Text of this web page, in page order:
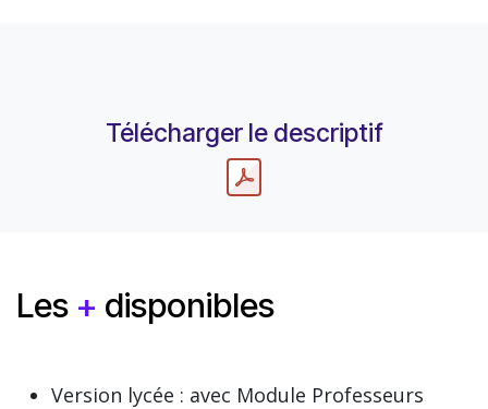
Télécharger le descriptif
Les + disponibles
Version lycée : avec Module Professeurs